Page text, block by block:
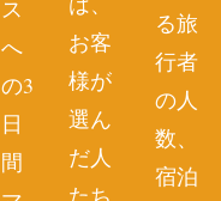
ス
へ
の3
日
間
お客
様が
選ん
だ人
たち
る旅
行者
の人
数、
宿泊